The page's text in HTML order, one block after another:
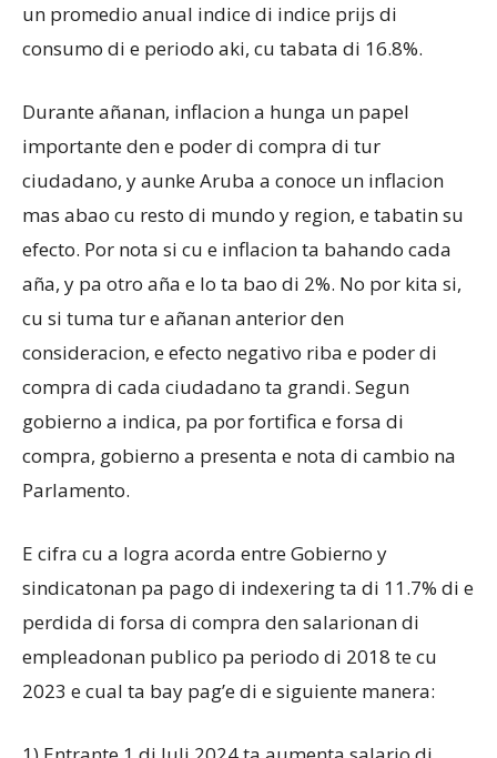
un promedio anual indice di indice prijs di
consumo di e periodo aki, cu tabata di 16.8%.
Durante añanan, inflacion a hunga un papel
importante den e poder di compra di tur
ciudadano, y aunke Aruba a conoce un inflacion
mas abao cu resto di mundo y region, e tabatin su
efecto. Por nota si cu e inflacion ta bahando cada
aña, y pa otro aña e lo ta bao di 2%. No por kita si,
cu si tuma tur e añanan anterior den
consideracion, e efecto negativo riba e poder di
compra di cada ciudadano ta grandi. Segun
gobierno a indica, pa por fortifica e forsa di
compra, gobierno a presenta e nota di cambio na
Parlamento.
E cifra cu a logra acorda entre Gobierno y
sindicatonan pa pago di indexering ta di 11.7% di e
perdida di forsa di compra den salarionan di
empleadonan publico pa periodo di 2018 te cu
2023 e cual ta bay pag’e di e siguiente manera: